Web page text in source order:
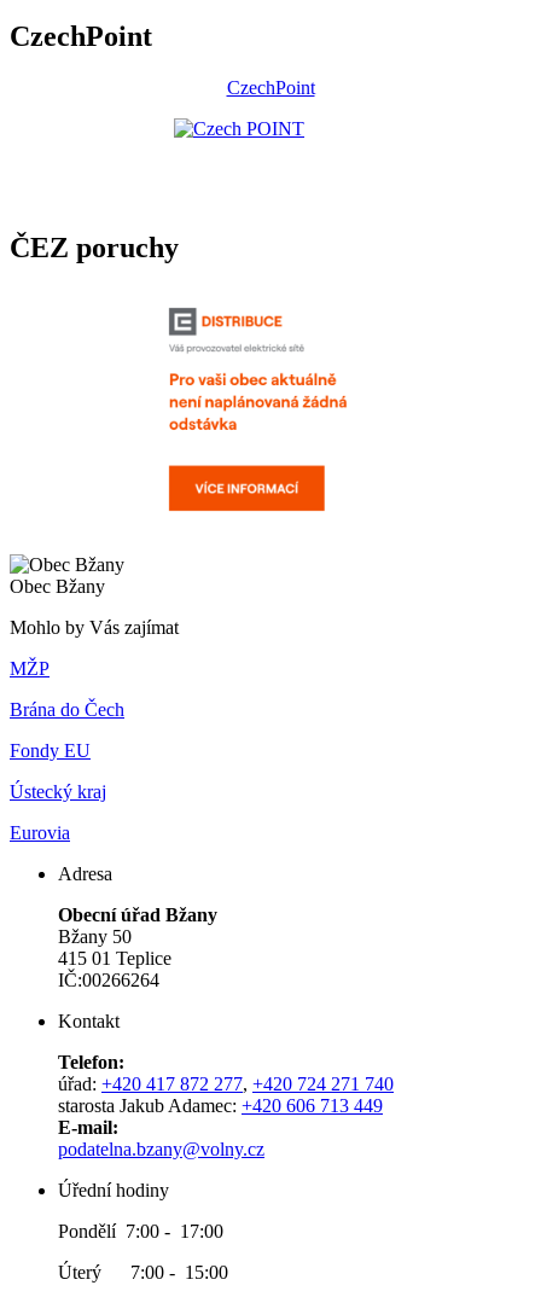
CzechPoint
CzechPoint
ČEZ poruchy
Obec Bžany
Mohlo by Vás zajímat
MŽP
Brána do Čech
Fondy EU
Ústecký kraj
Eurovia
Adresa
Obecní úřad Bžany
Bžany 50
415 01 Teplice
IČ:00266264
Kontakt
Telefon:
úřad: +420 417 872 277, +420 724 271 740
starosta Jakub Adamec: +420 606 713 449
E-mail:
podatelna.bzany@volny.cz
Úřední hodiny
Pondělí 7:00 - 17:00
Úterý 7:00 - 15:00